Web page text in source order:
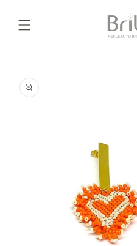
al contenido
a la
información